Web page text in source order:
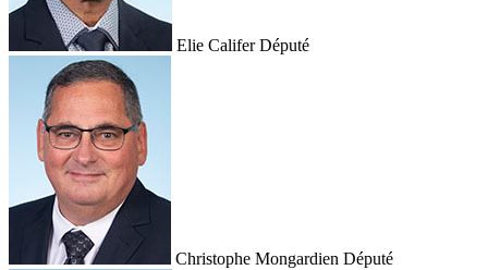
Elie Califer Député
Christophe Mongardien Député